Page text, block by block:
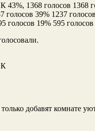
1368 голосов 1368
39% 1237
19% 595
К
добавят комнате